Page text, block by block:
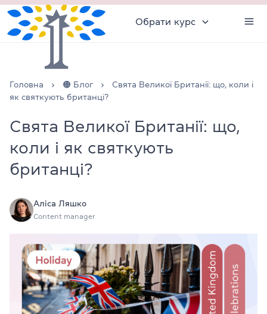
Обрати курс
Головна 🟠 Блог
Свята Великої Британії: що, коли і
як святкують британці?
Свята Великої Британії: що,
коли і як святкують
британці?
Аліса Ляшко
Content manager